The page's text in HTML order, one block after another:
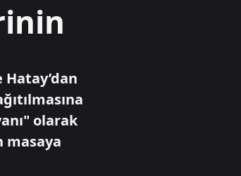
Erdoğan
Bahçeli bir
fiyatlarında
durum!
beklentisi
mı?
olarak
masaya